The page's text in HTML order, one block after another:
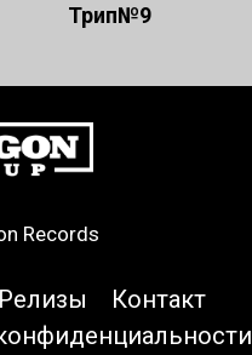
Трип№9
Records
Релизы
Контакт